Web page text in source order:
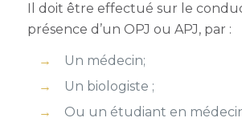
Il doit être effectué sur le
présence d’un OPJ ou APJ, par :
Un médecin;
Un biologiste ;
Ou un étudiant en